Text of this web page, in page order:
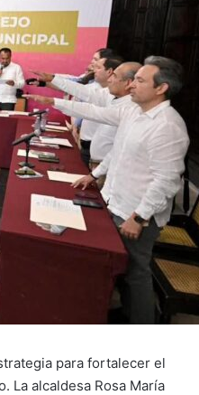
para fortalecer el
La alcaldesa Rosa María